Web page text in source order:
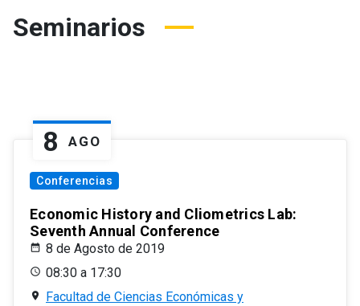
Seminarios
8 AGO
Conferencias
Economic History and Cliometrics Lab:
Seventh Annual Conference
8 de Agosto de 2019
08:30 a 17:30
Facultad de Ciencias Económicas y